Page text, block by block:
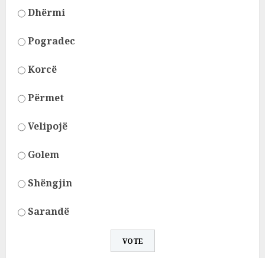
Dhërmi
Pogradec
Korcë
Përmet
Velipojë
Golem
Shëngjin
Sarandë